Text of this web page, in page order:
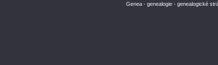
Genea - genealogie - genealogické